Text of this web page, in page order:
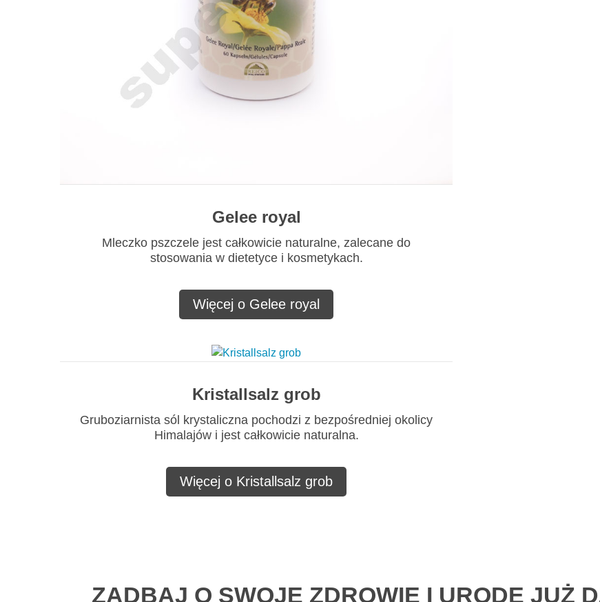
Gelee royal
Mleczko pszczele jest całkowicie naturalne, zalecane do
stosowania w dietetyce i kosmetykach.
Więcej o Gelee royal
Kristallsalz grob
Gruboziarnista sól krystaliczna pochodzi z bezpośredniej okolicy
Himalajów i jest całkowicie naturalna.
Więcej o Kristallsalz grob
ZADBAJ O SWOJE ZDROWIE I URODĘ JUŻ